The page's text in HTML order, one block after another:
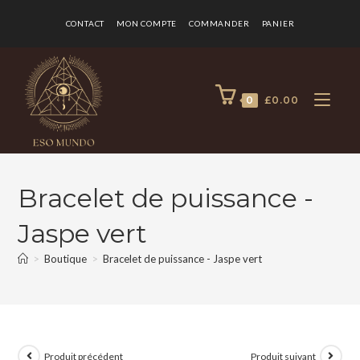
CONTACT MON COMPTE COMMANDER PANIER
0 £0.00
Bracelet de puissance -
Jaspe vert
> Boutique > Bracelet de puissance - Jaspe vert
Produit précédent Produit suivant